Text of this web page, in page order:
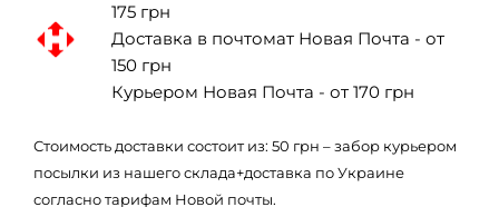
175 грн
Доставка в почтомат Новая Почта - от
150 грн
Курьером Новая Почта - от 170 грн
Стоимость доставки состоит из: 50 грн – забор курьером
посылки из нашего склада+доставка по Украине
согласно тарифам Новой почты.